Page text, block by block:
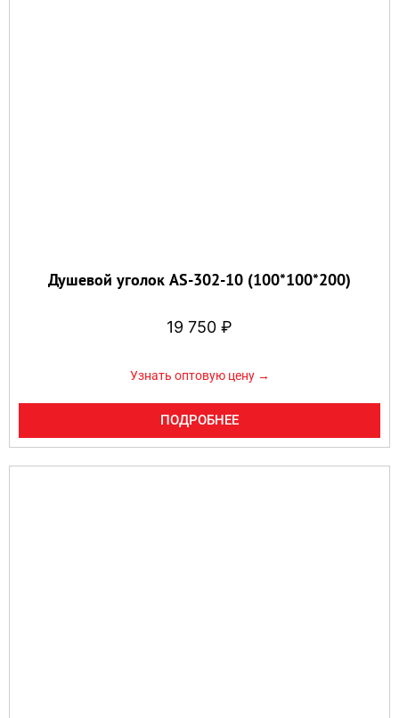
Душевой уголок AS-302-10 (100*100*200)
19 750 ₽
Узнать оптовую цену →
ПОДРОБНЕЕ